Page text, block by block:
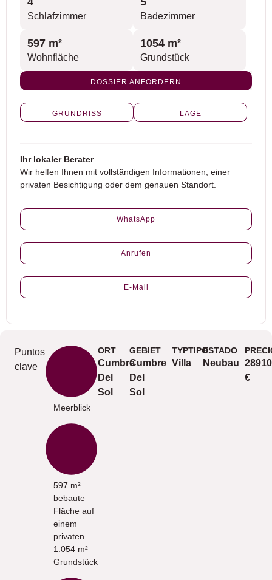
Schlafzimmer Badezimmer
597 m²
Wohnfläche
1054 m²
Grundstück
DOSSIER ANFORDERN
GRUNDRISS LAGE
Ihr lokaler Berater
Wir helfen Ihnen mit vollständigen Informationen, einer
privaten Besichtigung oder dem genauen Standort.
WhatsApp
Anrufen
E-Mail
Puntos
clave
Meerblick
597 m²
bebaute
Fläche auf
einem
privaten
1.054 m²
Grundstück
ORT
Cumbre
Del
Sol
GEBIET
Cumbre
Del
Sol
TYPTIPO
Villa
ESTADO
Neubau
€